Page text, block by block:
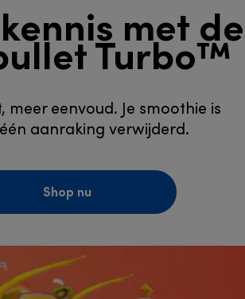
met de
Turbo™
meer eenvoud. Je smoothie is
aanraking verwijderd.
Shop nu